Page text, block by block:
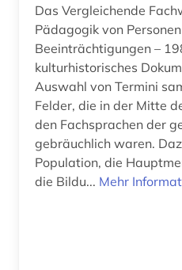
psychologie (1)
pädagogik (1)
recht (2)
reime (1)
religion (3)
Das Vergleichende
Pädagogik von
Beeinträchtigungen –
kulturhistorisches
Auswahl von Termini
Felder, die in der Mitte
den Fachsprachen der
gebräuchlich waren.
Population, die
die Bildu... Mehr